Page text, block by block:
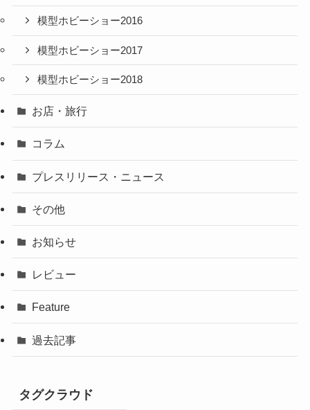
模型ホビーショー2016
模型ホビーショー2017
模型ホビーショー2018
お店・旅行
コラム
プレスリリース・ニュース
その他
お知らせ
レビュー
Feature
過去記事
タグクラウド